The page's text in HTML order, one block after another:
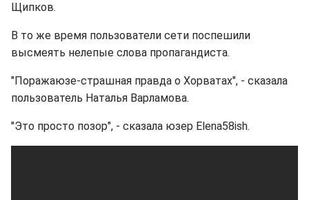
Щипков.
В то же время пользователи сети поспешили
высмеять нелепые слова пропагандиста.
"Поражаюзе-страшная правда о Хорватах", - сказала
пользователь Наталья Варламова.
"Это просто позор", - сказала юзер Elena58ish.